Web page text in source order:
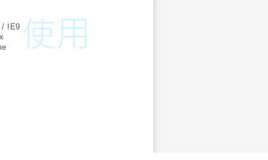
/ IE9